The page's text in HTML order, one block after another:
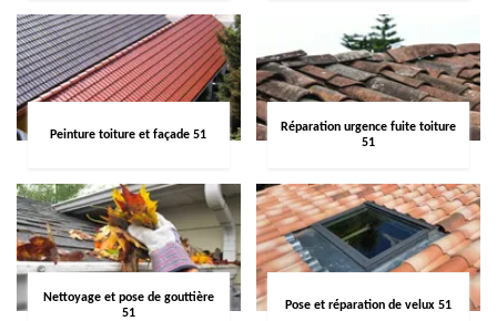
Peinture toiture et façade 51
Réparation urgence fuite toiture
51
Nettoyage et pose de gouttière
51
Pose et réparation de velux 51